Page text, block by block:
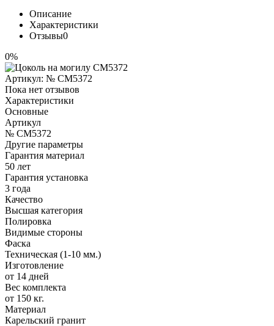
Описание
Характеристики
Отзывы0
0%
Артикул: № CM5372
Пока нет отзывов
Характеристики
Основные
Артикул
№ CM5372
Другие параметры
Гарантия материал
50 лет
Гарантия установка
3 года
Качество
Высшая категория
Полировка
Видимые стороны
Фаска
Техническая (1-10 мм.)
Изготовление
от 14 дней
Вес комплекта
от 150 кг.
Материал
Карельский гранит